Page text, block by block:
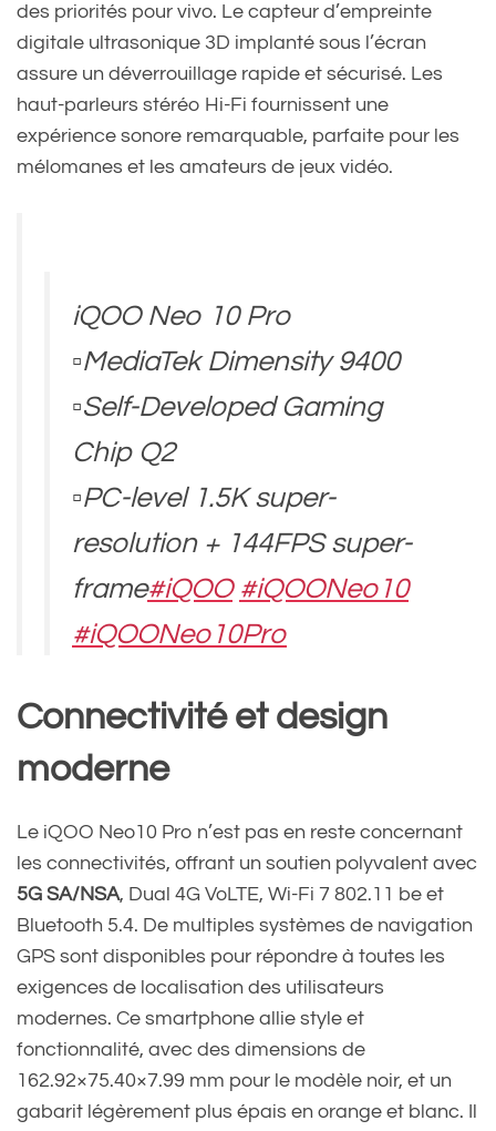
des priorités pour vivo. Le capteur d’empreinte
digitale ultrasonique 3D implanté sous l’écran
assure un déverrouillage rapide et sécurisé. Les
haut-parleurs stéréo Hi-Fi fournissent une
expérience sonore remarquable, parfaite pour les
mélomanes et les amateurs de jeux vidéo.
iQOO Neo 10 Pro
▫️MediaTek Dimensity 9400
▫️Self-Developed Gaming
Chip Q2
▫️PC-level 1.5K super-
resolution + 144FPS super-
frame#iQOO #iQOONeo10
#iQOONeo10Pro
H
(@TechHome100)November
29, 2024
Connectivité et design
moderne
Le iQOO Neo10 Pro n’est pas en reste concernant
les connectivités, offrant un soutien polyvalent avec
5G SA/NSA, Dual 4G VoLTE, Wi-Fi 7 802.11 be et
Bluetooth 5.4. De multiples systèmes de navigation
GPS sont disponibles pour répondre à toutes les
exigences de localisation des utilisateurs
modernes. Ce smartphone allie style et
fonctionnalité, avec des dimensions de
162.92×75.40×7.99 mm pour le modèle noir, et un
gabarit légèrement plus épais en orange et blanc. Il